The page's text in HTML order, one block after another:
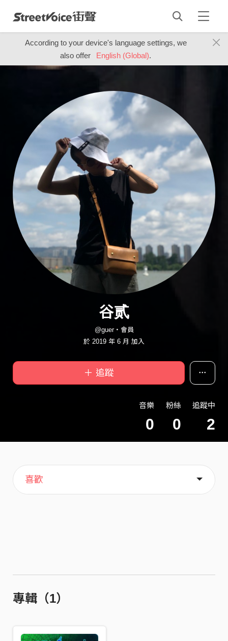
According to your device's language settings, we
also offer
English (Global).
谷贰
@guer・會員
於 2019 年 6 月 加入
＋ 追蹤
音樂
0
粉絲
0
追蹤中
2
主頁
歌單
喜歡
關於
專輯（1）